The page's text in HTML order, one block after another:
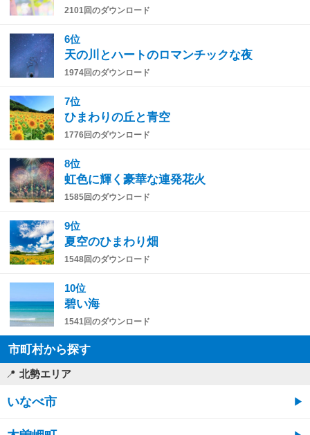
2101回のダウンロード
6位
天の川とハートのロマンチックな夜
1974回のダウンロード
7位
ひまわりの丘と青空
1776回のダウンロード
8位
虹色に輝く豪華な連発花火
1585回のダウンロード
9位
夏空のひまわり畑
1548回のダウンロード
10位
碧い海
1541回のダウンロード
市町村から探す
北勢エリア
いなべ市